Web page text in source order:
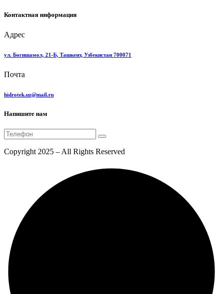
Контактная информация
Адрес
ул. Богишамол, 21-Б, Ташкент, Узбекистан 700071
Почта
hidrotek.uz@mail.ru
Напишите нам
Copyright 2025 – All Rights Reserved